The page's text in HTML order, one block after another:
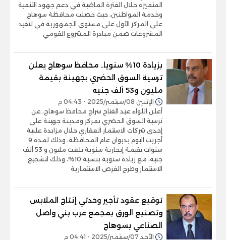
المتميزة خلال الفترة الماضية في دعم جهود التنمية
وخدمة المواطنين، حيث حصلت محافظة سوهاج
على المركز الأول على مستوى الجمهورية في تنفيذ
المشروعات ضمن مبادرة المشروع القومي
بزيادة 10% سنويا.. محافظ سوهاج يعلن
ترسية السوق الحضري بجهينة بقيمة
مليون و53 ألف جنيه
الإثنين 08/سبتمبر/2025 - 04:43 م
أعلن اللواء عبد الفتاح سراج محافظ سوهاج، عن
ترسية السوق الحضري بمركز ومدينة جهينة على
إحدى شركات الاستثمار العقاري خلال مزايدة علنية
أجريت اليوم بديوان عام المحافظة، وذلك لمدة 9
سنوات بقيمة إيجارية سنوية بلغت مليون و 53 ألف
جنيه، مع زيادة سنوية بنسبة 10%، وذلك لتشجيع
الاستثمار وطرح الفرص الاستثمارية
توقيع عقود تأجير وحدتي إنتاج الملابس
وتصنيع الورق بمجمع عرب بني واصل
الصناعي بسوهاج
الأحد 07/سبتمبر/2025 - 04:41 م